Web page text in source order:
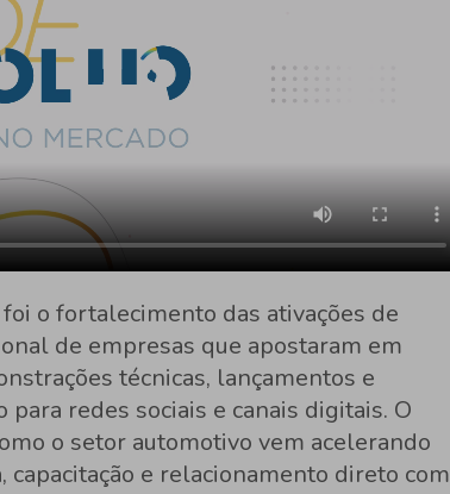
o fortalecimento das ativações de
de empresas que apostaram em
técnicas, lançamentos e
para redes sociais e canais digitais. O
o setor automotivo vem acelerando
e relacionamento direto com